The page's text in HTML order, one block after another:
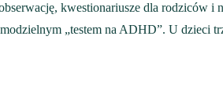
kwestionariusze dla rodziców
„testem na ADHD”. U dzieci